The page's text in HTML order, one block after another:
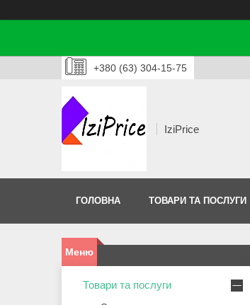
+380 (63) 304-15-75
IziPrice
ГОЛОВНА ТОВАРИ ТА ПОСЛУГИ
Товари та послуги